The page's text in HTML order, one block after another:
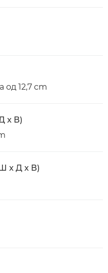
од 12,7 cm
x В)
x Д x В)